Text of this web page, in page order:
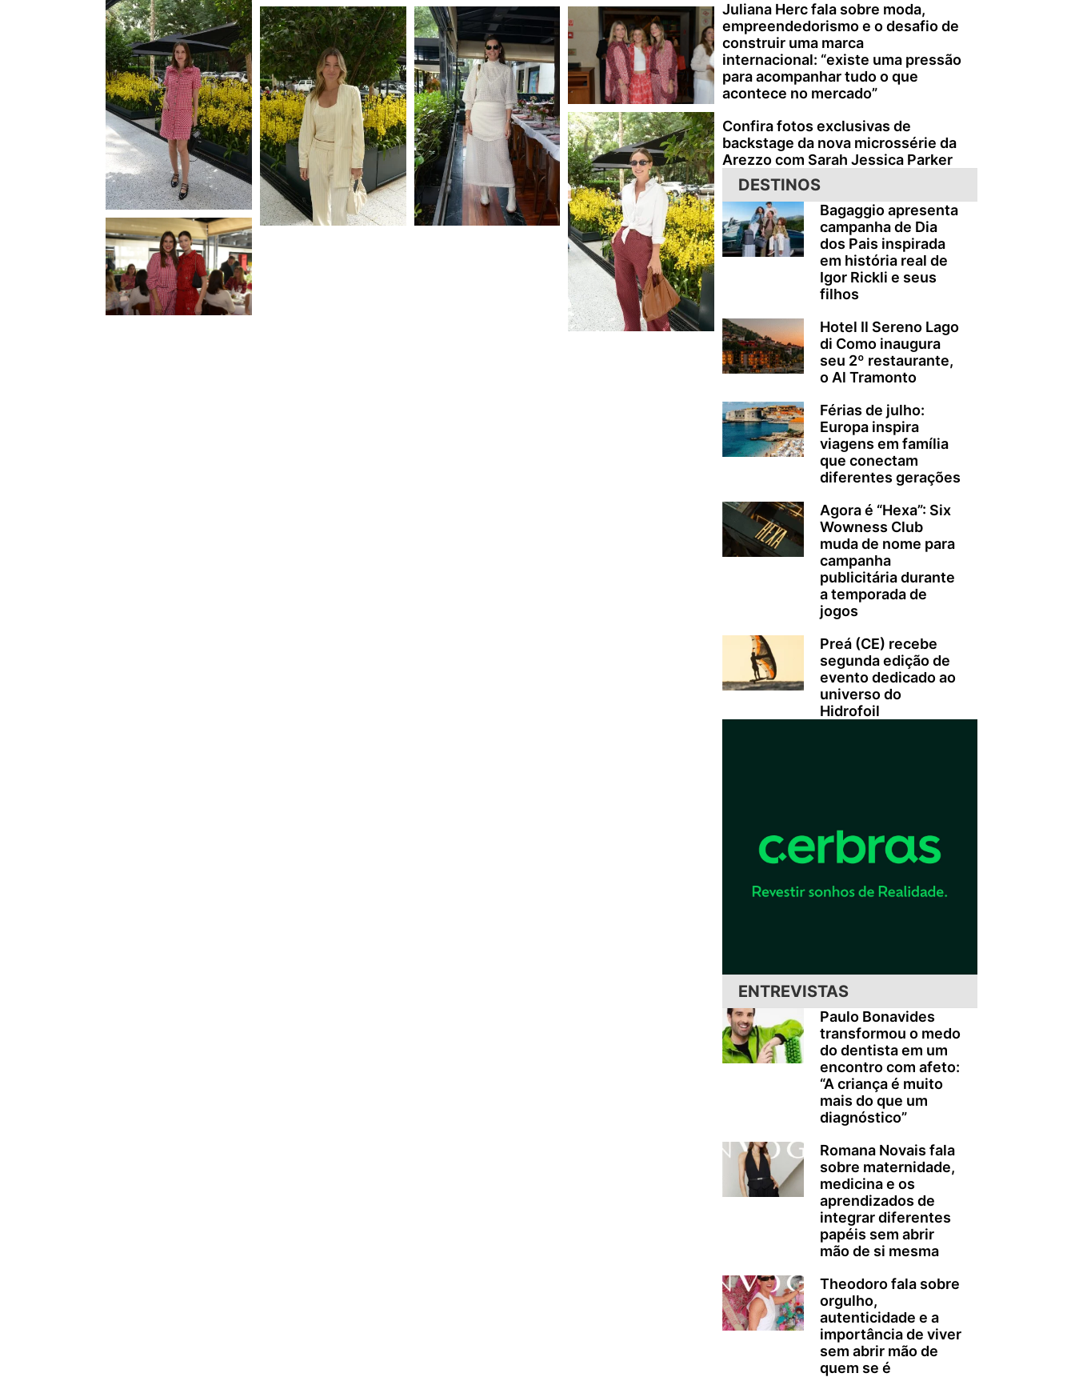
Juliana Herc fala sobre moda,
empreendedorismo e o desafio de
construir uma marca
internacional: “existe uma pressão
para acompanhar tudo o que
acontece no mercado”
Confira fotos exclusivas de
backstage da nova microssérie da
Arezzo com Sarah Jessica Parker
DESTINOS
Bagaggio apresenta
campanha de Dia
dos Pais inspirada
em história real de
Igor Rickli e seus
filhos
Hotel Il Sereno Lago
di Como inaugura
seu 2º restaurante,
o Al Tramonto
Férias de julho:
Europa inspira
viagens em família
que conectam
diferentes gerações
Agora é “Hexa”: Six
Wowness Club
muda de nome para
campanha
publicitária durante
a temporada de
jogos
Preá (CE) recebe
segunda edição de
evento dedicado ao
universo do
Hidrofoil
ENTREVISTAS
Paulo Bonavides
transformou o medo
do dentista em um
encontro com afeto:
“A criança é muito
mais do que um
diagnóstico”
Romana Novais fala
sobre maternidade,
medicina e os
aprendizados de
integrar diferentes
papéis sem abrir
mão de si mesma
Theodoro fala sobre
orgulho,
autenticidade e a
importância de viver
sem abrir mão de
quem se é